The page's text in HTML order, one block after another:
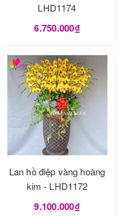
LHD1174
6.750.000₫
Lan hồ điệp vàng hoàng
kim - LHD1172
9.100.000₫